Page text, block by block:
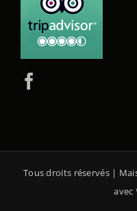
Tous droits réservés |
avec